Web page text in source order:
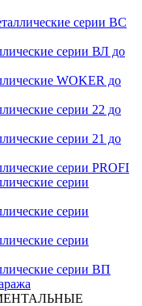
серии ВС
серии ВЛ до
WOKER до
серии 22 до
серии 21 до
серии PROFI
серии
серии
серии
серии ВП